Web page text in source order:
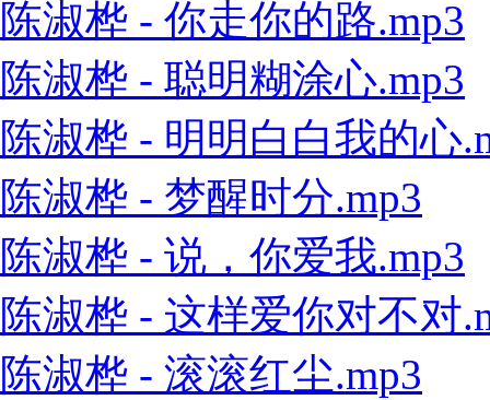
陈淑桦 - 你走你的路.mp3
陈淑桦 - 聪明糊涂心.mp3
陈淑桦 - 明明白白我的心
陈淑桦 - 梦醒时分.mp3
陈淑桦 - 说，你爱我.mp3
陈淑桦 - 这样爱你对不对
陈淑桦 - 滚滚红尘.mp3